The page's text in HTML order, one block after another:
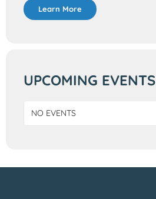
Learn More
UPCOMING EVENTS
NO EVENTS